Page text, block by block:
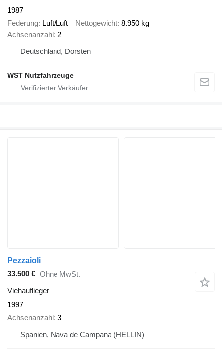
1987
Federung Luft/Luft Nettogewicht 8.950 kg
Achsenanzahl 2
Deutschland, Dorsten
WST Nutzfahrzeuge
Pezzaioli
33.500 € Ohne MwSt.
Viehauflieger
1997
Achsenanzahl 3
Spanien, Nava de Campana (HELLIN)